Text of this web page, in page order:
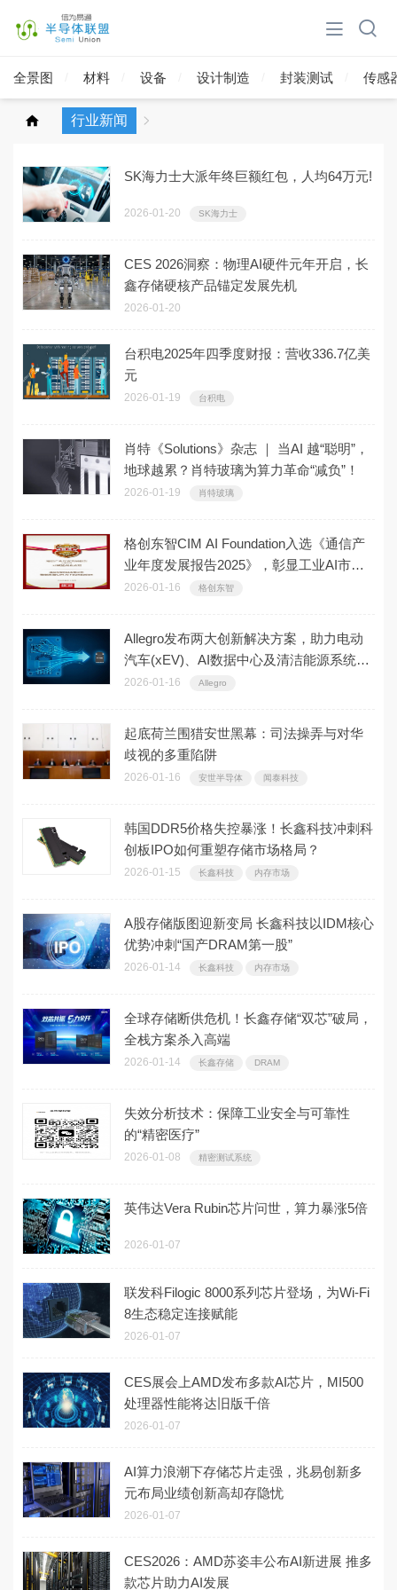
全景图 材料 设备 设计制造 封装测试 传感
行业新闻
SK海力士大派年终巨额红包，人均64万元!
2026-01-20 SK海力士
CES 2026洞察：物理AI硬件元年开启，长
鑫存储硬核产品锚定发展先机
2026-01-20
台积电2025年四季度财报：营收336.7亿美
元
2026-01-19 台积电
肖特《Solutions》杂志 ｜ 当AI 越“聪明”，
地球越累？肖特玻璃为算力革命“减负”！
2026-01-19 肖特玻璃
格创东智CIM AI Foundation入选《通信产
业年度发展报告2025》，彰显工业AI市场
影响力
2026-01-16 格创东智
Allegro发布两大创新解决方案，助力电动
汽车(xEV)、AI数据中心及清洁能源系统提
升功率密度与效率
2026-01-16 Allegro
起底荷兰围猎安世黑幕：司法操弄与对华
歧视的多重陷阱
2026-01-16 安世半导体 闻泰科技
韩国DDR5价格失控暴涨！长鑫科技冲刺科
创板IPO如何重塑存储市场格局？
2026-01-15 长鑫科技 内存市场
A股存储版图迎新变局 长鑫科技以IDM核心
优势冲刺“国产DRAM第一股”
2026-01-14 长鑫科技 内存市场
全球存储断供危机！长鑫存储“双芯”破局，
全栈方案杀入高端
2026-01-14 长鑫存储 DRAM
失效分析技术：保障工业安全与可靠性
的“精密医疗”
2026-01-08 精密测试系统
英伟达Vera Rubin芯片问世，算力暴涨5倍
2026-01-07
联发科Filogic 8000系列芯片登场，为Wi-Fi
8生态稳定连接赋能
2026-01-07
CES展会上AMD发布多款AI芯片，MI500
处理器性能将达旧版千倍
2026-01-07
AI算力浪潮下存储芯片走强，兆易创新多
元布局业绩创新高却存隐忧
2026-01-07
CES2026：AMD苏姿丰公布AI新进展 推多
款芯片助力AI发展